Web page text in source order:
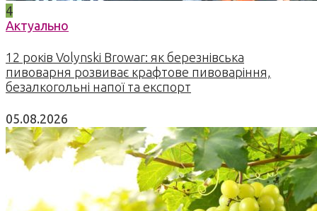
4
Актуально
12 років Volynski Browar: як березнівська
пивоварня розвиває крафтове пивоваріння,
безалкогольні напої та експорт
05.08.2026